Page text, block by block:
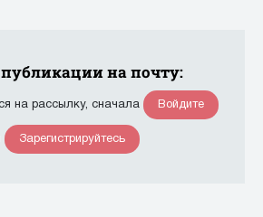
на почту:
на рассылку, сначала Войдите
Зарегистрируйтесь